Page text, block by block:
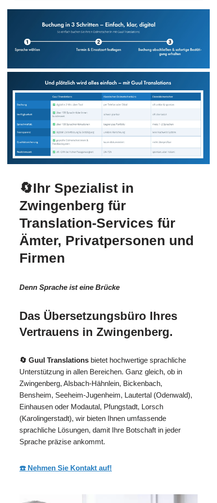
🔄Ihr Spezialist in
Zwingenberg für
Translation-Services für
Ämter, Privatpersonen und
Firmen
Denn Sprache ist eine Brücke
Das Übersetzungsbüro Ihres
Vertrauens in Zwingenberg.
🔄 Guul Translations bietet hochwertige sprachliche
Unterstützung in allen Bereichen. Ganz gleich, ob in
Zwingenberg, Alsbach-Hähnlein, Bickenbach,
Bensheim, Seeheim-Jugenheim, Lautertal (Odenwald),
Einhausen oder Modautal, Pfungstadt, Lorsch
(Karolingerstadt), wir bieten Ihnen umfassende
sprachliche Lösungen, damit Ihre Botschaft in jeder
Sprache präzise ankommt.
☎️ Nehmen Sie Kontakt auf!